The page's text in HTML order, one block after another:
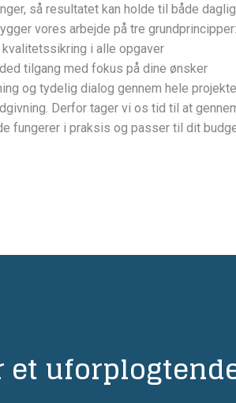
så resultatet kan holde til både
vores arbejde på tre grundprincipper:
kvalitetssikring i alle opgaver
tilgang med fokus på dine ønsker
og tydelig dialog gennem hele
Derfor tager vi os tid til at
fungerer i praksis og passer til dit
et